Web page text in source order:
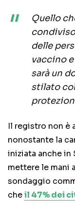
Quello
delle
vaccino
sarà un
stilato
Il registro non è
nonostante la
iniziata anche in
mettere le mani
sondaggio
cheil 47% dei